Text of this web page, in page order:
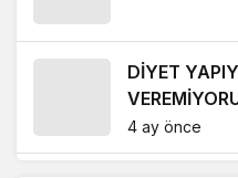
DİYET
4 ay önce